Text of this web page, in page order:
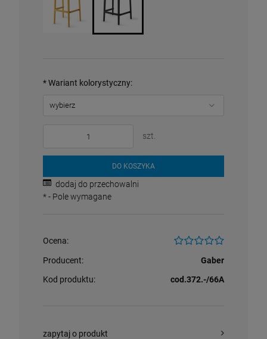
*Wariant kolorystyczny:
szt.
DO KOSZYKA
dodaj do przechowalni
*- Pole wymagane
Ocena:
Producent:
Gaber
Kod produktu:
cod.372.-/66A
zapytaj o produkt